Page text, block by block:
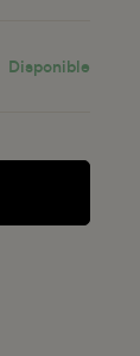
Disponible